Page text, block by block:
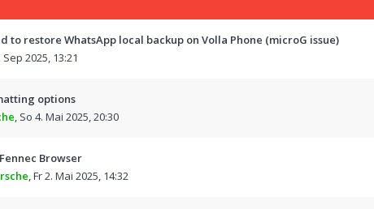
to restore WhatsApp local backup on Volla Phone (microG issue)
Sep 2025, 13:21
options
, So 4. Mai 2025, 20:30
Browser
,Fr 2. Mai 2025, 14:32